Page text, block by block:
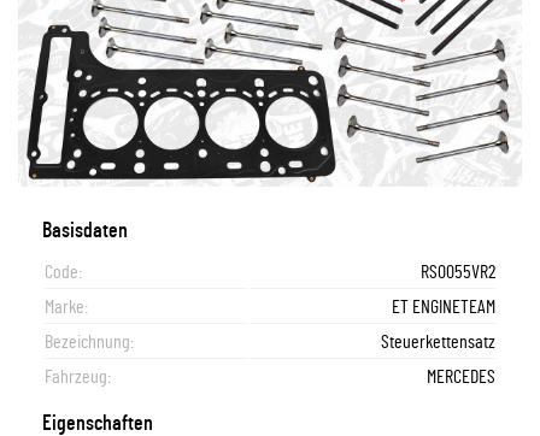
Basisdaten
Code:
RS0055VR2
Marke:
ET ENGINETEAM
Bezeichnung:
Steuerkettensatz
Fahrzeug:
MERCEDES
Eigenschaften